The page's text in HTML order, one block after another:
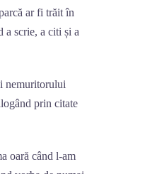
ar fi trăit în
a scrie, a citi și a
nemuritorului
prin citate
oară când l-am